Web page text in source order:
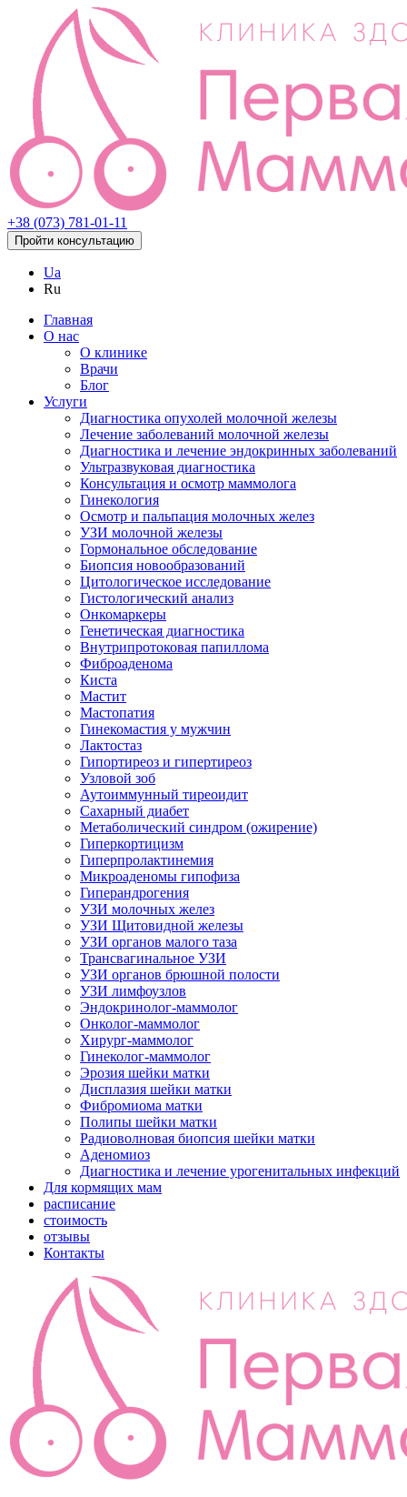
+38 (073) 781-01-11
Пройти консультацию
Ua
Ru
Главная
О нас
О клинике
Врачи
Блог
Услуги
Диагностика опухолей молочной железы
Лечение заболеваний молочной железы
Диагностика и лечение эндокринных заболеваний
Ультразвуковая диагностика
Консультация и осмотр маммолога
Гинекология
Осмотр и пальпация молочных желез
УЗИ молочной железы
Гормональное обследование
Биопсия новообразований
Цитологическое исследование
Гистологический анализ
Онкомаркеры
Генетическая диагностика
Внутрипротоковая папиллома
Фиброаденома
Киста
Мастит
Мастопатия
Гинекомастия у мужчин
Лактостаз
Гипортиреоз и гипертиреоз
Узловой зоб
Аутоиммунный тиреоидит
Сахарный диабет
Метаболический синдром (ожирение)
Гиперкортицизм
Гиперпролактинемия
Микроаденомы гипофиза
Гиперандрогения
УЗИ молочных желез
УЗИ Щитовидной железы
УЗИ органов малого таза
Трансвагинальное УЗИ
УЗИ органов брюшной полости
УЗИ лимфоузлов
Эндокринолог-маммолог
Онколог-маммолог
Хирург-маммолог
Гинеколог-маммолог
Эрозия шейки матки
Дисплазия шейки матки
Фибромиома матки
Полипы шейки матки
Радиоволновая биопсия шейки матки
Аденомиоз
Диагностика и лечение урогенитальных инфекций
Для кормящих мам
расписание
стоимость
отзывы
Контакты